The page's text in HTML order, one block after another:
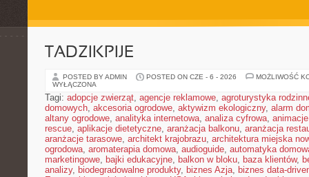
TADZIKPIJE
POSTED BY ADMIN POSTED ON CZE - 6 - 2026
MOŻLIWOŚĆ
WYŁĄCZONA
Tagi: adopcje zwierząt, agencje reklamowe, agroturystyka
domowych, akcesoria ogrodowe, aktywizm ekologiczny, alarm
altany ogrodowe, analityka internetowa, analiza cyfrowa,
rescue, aplikacje dietetyczne, aranżacja balkonu, aranżacja
aranżacje tarasowe, architekt krajobrazu, architektura miejska
ogrodowa, aromaterapia domowa, audioguide, automatyka
marketingowe, bajki edukacyjne, balkon w bloku, baza klientów,
analizy, biodegradowalne produkty, biznes Azja, biznes data-